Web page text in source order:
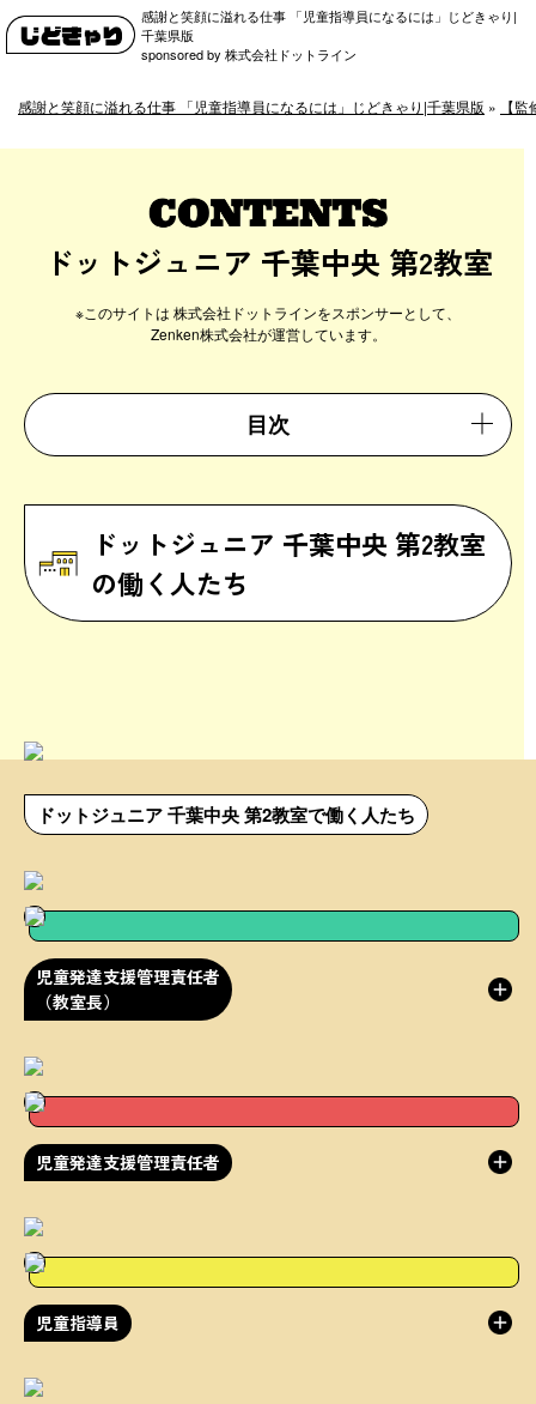
感謝と笑顔に溢れる仕事 「児童指導員になるには」じどきゃり|
千葉県版
sponsored by 株式会社ドットライン
感謝と笑顔に溢れる仕事 「児童指導員になるには」じどきゃり|千葉県版 » 【
ドットジュニア 千葉中央 第2教室
目次
ドットジュニア 千葉中央 第2教室
の働く人たち
ドットジュニア 千葉中央 第2教室で働く人たち
児童発達支援管理責任者
（教室長）
児童発達支援管理責任者
児童指導員